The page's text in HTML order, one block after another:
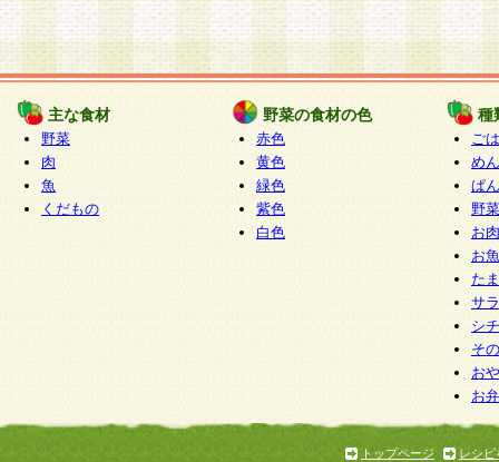
○個人情報の委託について
個人情報の取り扱いを外部に委託する場合は、
情報管理基準を満たす企業を選定して委託を行
が行われるよう監督します。
○開示対象個人情報の開示等および問い合わせ窓口
本人からの求めにより、当社が本件により取得
報の利用目的の通知・開示・内容の訂正・追加
停止・消去及び第三者への提供の禁止（以下、
といいます。）に応じます。
開示等に応じる窓口は以下になります。
ぱくすく食堂個人情報お客様相談窓口 paku-
m
個人情報を与えることは任意ですが、個人情報
意をいただけない場合には、当社のサービスの
お問い合わせ・ご相談への対応ができない場合
主な食材
野菜
肉
魚
くだもの
野菜の食材の色
赤色
黄色
緑色
紫色
白色
種
ご
めん
ぱん
野
お
お
た
サ
シ
そ
お
お
トップページ
レシピ